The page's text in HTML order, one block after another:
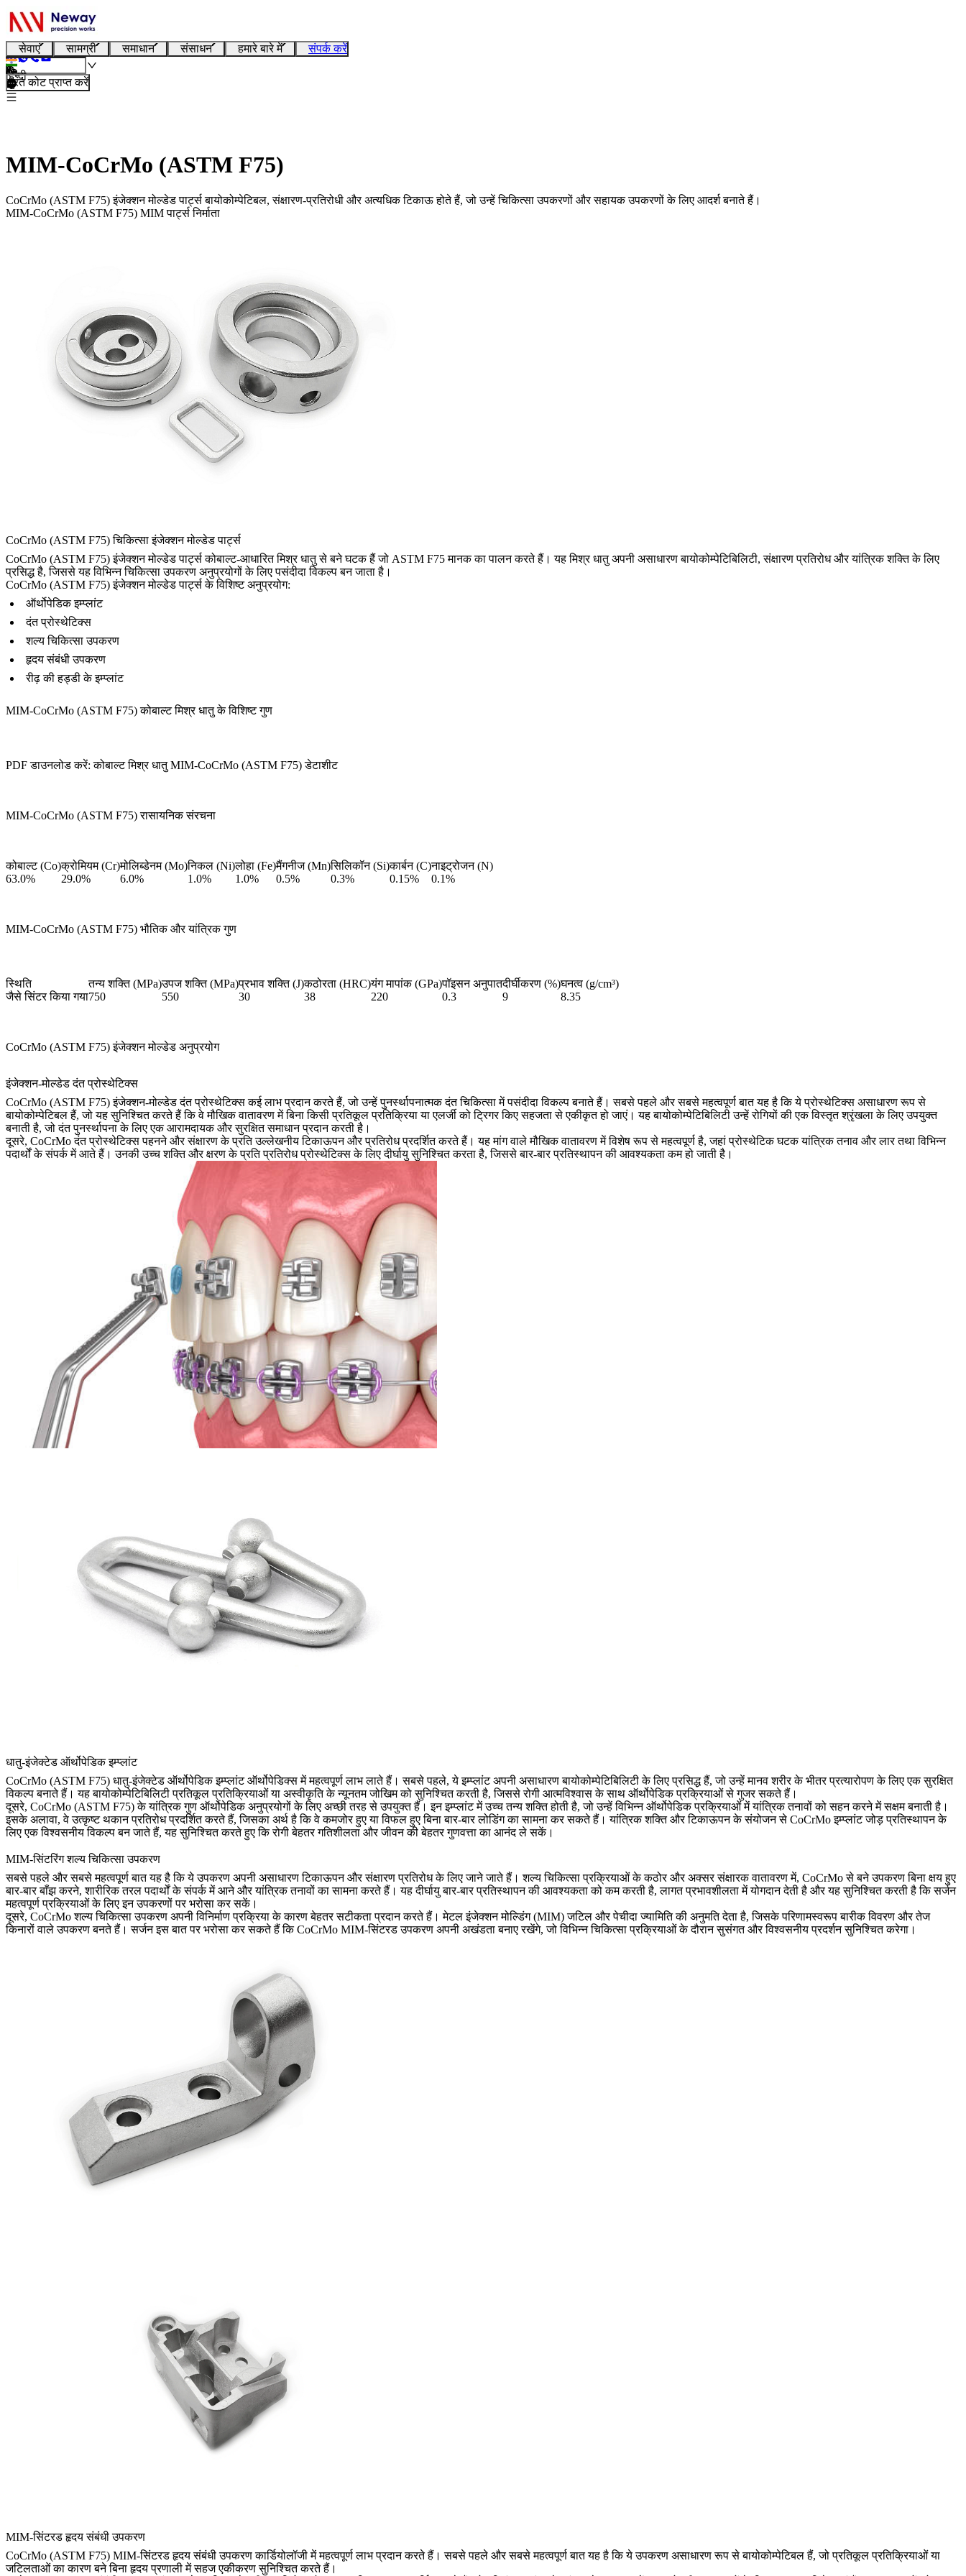
सेवाएं सामग्री समाधान संसाधन हमारे बारे में संपर्क करें
हिन्दी
तुरंत कोट प्राप्त करें
MIM-CoCrMo (ASTM F75)
CoCrMo (ASTM F75) इंजेक्शन मोल्डेड पार्ट्स बायोकोम्पेटिबल, संक्षारण-प्रतिरोधी और अत्यधिक टिकाऊ होते हैं, जो उन्हें चिकित्सा उपकरणों और सहायक उपकरणों के लिए आदर्श बनाते हैं।
MIM-CoCrMo (ASTM F75) MIM पार्ट्स निर्माता
CoCrMo (ASTM F75) चिकित्सा इंजेक्शन मोल्डेड पार्ट्स
CoCrMo (ASTM F75) इंजेक्शन मोल्डेड पार्ट्स कोबाल्ट-आधारित मिश्र धातु से बने घटक हैं जो ASTM F75 मानक का पालन करते हैं। यह मिश्र धातु अपनी असाधारण बायोकोम्पेटिबिलिटी, संक्षारण प्रतिरोध और यांत्रिक शक्ति के लिए
प्रसिद्ध है, जिससे यह विभिन्न चिकित्सा उपकरण अनुप्रयोगों के लिए पसंदीदा विकल्प बन जाता है।
CoCrMo (ASTM F75) इंजेक्शन मोल्डेड पार्ट्स के विशिष्ट अनुप्रयोग:
ऑर्थोपेडिक इम्प्लांट
दंत प्रोस्थेटिक्स
शल्य चिकित्सा उपकरण
हृदय संबंधी उपकरण
रीढ़ की हड्डी के इम्प्लांट
MIM-CoCrMo (ASTM F75) कोबाल्ट मिश्र धातु के विशिष्ट गुण
PDF डाउनलोड करें: कोबाल्ट मिश्र धातु MIM-CoCrMo (ASTM F75) डेटाशीट
MIM-CoCrMo (ASTM F75) रासायनिक संरचना
कोबाल्ट (Co)क्रोमियम (Cr)मोलिब्डेनम (Mo)निकल (Ni)लोहा (Fe)मैंगनीज (Mn)सिलिकॉन (Si)कार्बन (C)नाइट्रोजन (N)
63.0%
29.0% 6.0% 1.0% 1.0% 0.5% 0.3% 0.15% 0.1%
MIM-CoCrMo (ASTM F75) भौतिक और यांत्रिक गुण
स्थिति तन्य शक्ति (MPa)उपज शक्ति (MPa)प्रभाव शक्ति (J)कठोरता (HRC)यंग मापांक (GPa)पॉइसन अनुपातदीर्घीकरण (%)घनत्व (g/cm³)
जैसे सिंटर किया गया750 550 30 38 220 0.3 9 8.35
CoCrMo (ASTM F75) इंजेक्शन मोल्डेड अनुप्रयोग
इंजेक्शन-मोल्डेड दंत प्रोस्थेटिक्स
CoCrMo (ASTM F75) इंजेक्शन-मोल्डेड दंत प्रोस्थेटिक्स कई लाभ प्रदान करते हैं, जो उन्हें पुनर्स्थापनात्मक दंत चिकित्सा में पसंदीदा विकल्प बनाते हैं। सबसे पहले और सबसे महत्वपूर्ण बात यह है कि ये प्रोस्थेटिक्स असाधारण रूप से
बायोकोम्पेटिबल हैं, जो यह सुनिश्चित करते हैं कि वे मौखिक वातावरण में बिना किसी प्रतिकूल प्रतिक्रिया या एलर्जी को ट्रिगर किए सहजता से एकीकृत हो जाएं। यह बायोकोम्पेटिबिलिटी उन्हें रोगियों की एक विस्तृत श्रृंखला के लिए उपयुक्त
बनाती है, जो दंत पुनर्स्थापना के लिए एक आरामदायक और सुरक्षित समाधान प्रदान करती है।
दूसरे, CoCrMo दंत प्रोस्थेटिक्स पहनने और संक्षारण के प्रति उल्लेखनीय टिकाऊपन और प्रतिरोध प्रदर्शित करते हैं। यह मांग वाले मौखिक वातावरण में विशेष रूप से महत्वपूर्ण है, जहां प्रोस्थेटिक घटक यांत्रिक तनाव और लार तथा विभिन्न
पदार्थों के संपर्क में आते हैं। उनकी उच्च शक्ति और क्षरण के प्रति प्रतिरोध प्रोस्थेटिक्स के लिए दीर्घायु सुनिश्चित करता है, जिससे बार-बार प्रतिस्थापन की आवश्यकता कम हो जाती है।
धातु-इंजेक्टेड ऑर्थोपेडिक इम्प्लांट
CoCrMo (ASTM F75) धातु-इंजेक्टेड ऑर्थोपेडिक इम्प्लांट ऑर्थोपेडिक्स में महत्वपूर्ण लाभ लाते हैं। सबसे पहले, ये इम्प्लांट अपनी असाधारण बायोकोम्पेटिबिलिटी के लिए प्रसिद्ध हैं, जो उन्हें मानव शरीर के भीतर प्रत्यारोपण के लिए एक सुरक्षित
विकल्प बनाते हैं। यह बायोकोम्पेटिबिलिटी प्रतिकूल प्रतिक्रियाओं या अस्वीकृति के न्यूनतम जोखिम को सुनिश्चित करती है, जिससे रोगी आत्मविश्वास के साथ ऑर्थोपेडिक प्रक्रियाओं से गुजर सकते हैं।
दूसरे, CoCrMo (ASTM F75) के यांत्रिक गुण ऑर्थोपेडिक अनुप्रयोगों के लिए अच्छी तरह से उपयुक्त हैं। इन इम्प्लांट में उच्च तन्य शक्ति होती है, जो उन्हें विभिन्न ऑर्थोपेडिक प्रक्रियाओं में यांत्रिक तनावों को सहन करने में सक्षम बनाती है।
इसके अलावा, वे उत्कृष्ट थकान प्रतिरोध प्रदर्शित करते हैं, जिसका अर्थ है कि वे कमजोर हुए या विफल हुए बिना बार-बार लोडिंग का सामना कर सकते हैं। यांत्रिक शक्ति और टिकाऊपन के संयोजन से CoCrMo इम्प्लांट जोड़ प्रतिस्थापन के
लिए एक विश्वसनीय विकल्प बन जाते हैं, यह सुनिश्चित करते हुए कि रोगी बेहतर गतिशीलता और जीवन की बेहतर गुणवत्ता का आनंद ले सकें।
MIM-सिंटरिंग शल्य चिकित्सा उपकरण
सबसे पहले और सबसे महत्वपूर्ण बात यह है कि ये उपकरण अपनी असाधारण टिकाऊपन और संक्षारण प्रतिरोध के लिए जाने जाते हैं। शल्य चिकित्सा प्रक्रियाओं के कठोर और अक्सर संक्षारक वातावरण में, CoCrMo से बने उपकरण बिना क्षय हुए
बार-बार बाँझ करने, शारीरिक तरल पदार्थों के संपर्क में आने और यांत्रिक तनावों का सामना करते हैं। यह दीर्घायु बार-बार प्रतिस्थापन की आवश्यकता को कम करती है, लागत प्रभावशीलता में योगदान देती है और यह सुनिश्चित करती है कि सर्जन
महत्वपूर्ण प्रक्रियाओं के लिए इन उपकरणों पर भरोसा कर सकें।
दूसरे, CoCrMo शल्य चिकित्सा उपकरण अपनी विनिर्माण प्रक्रिया के कारण बेहतर सटीकता प्रदान करते हैं। मेटल इंजेक्शन मोल्डिंग (MIM) जटिल और पेचीदा ज्यामिति की अनुमति देता है, जिसके परिणामस्वरूप बारीक विवरण और तेज
किनारों वाले उपकरण बनते हैं। सर्जन इस बात पर भरोसा कर सकते हैं कि CoCrMo MIM-सिंटरड उपकरण अपनी अखंडता बनाए रखेंगे, जो विभिन्न चिकित्सा प्रक्रियाओं के दौरान सुसंगत और विश्वसनीय प्रदर्शन सुनिश्चित करेगा।
MIM-सिंटरड हृदय संबंधी उपकरण
CoCrMo (ASTM F75) MIM-सिंटरड हृदय संबंधी उपकरण कार्डियोलॉजी में महत्वपूर्ण लाभ प्रदान करते हैं। सबसे पहले और सबसे महत्वपूर्ण बात यह है कि ये उपकरण असाधारण रूप से बायोकोम्पेटिबल हैं, जो प्रतिकूल प्रतिक्रियाओं या
जटिलताओं का कारण बने बिना हृदय प्रणाली में सहज एकीकरण सुनिश्चित करते हैं।